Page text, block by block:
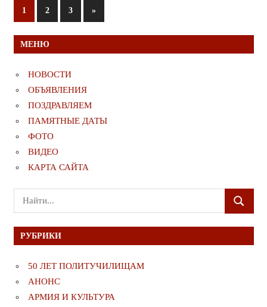
Пагинация
записей
1 2 3
Следующие
записи
»
МЕНЮ
НОВОСТИ
ОБЪЯВЛЕНИЯ
ПОЗДРАВЛЯЕМ
ПАМЯТНЫЕ ДАТЫ
ФОТО
ВИДЕО
КАРТА САЙТА
Поиск
для:
ПОИСК
РУБРИКИ
50 ЛЕТ ПОЛИТУЧИЛИЩАМ
АНОНС
АРМИЯ И КУЛЬТУРА